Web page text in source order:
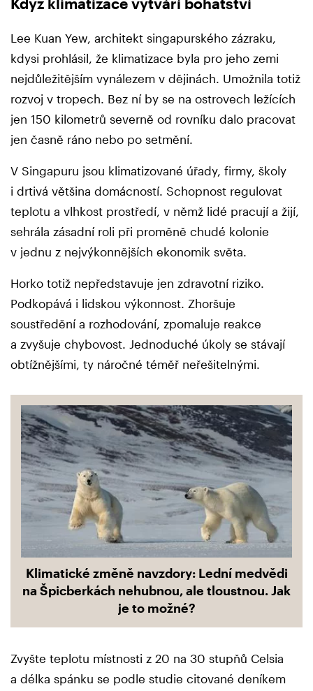
Lee Kuan Yew, architekt singapurského zázraku,
kdysi prohlásil, že klimatizace byla pro jeho zemi
nejdůležitějším vynálezem v dějinách. Umožnila totiž
rozvoj v tropech. Bez ní by se na ostrovech ležících
jen 150 kilometrů severně od rovníku dalo pracovat
jen časně ráno nebo po setmění.
V Singapuru jsou klimatizované úřady, firmy, školy
i drtivá většina domácností. Schopnost regulovat
teplotu a vlhkost prostředí, v němž lidé pracují a žijí,
sehrála zásadní roli při proměně chudé kolonie
v jednu z nejvýkonnějších ekonomik světa.
Horko totiž nepředstavuje jen zdravotní riziko.
Podkopává i lidskou výkonnost. Zhoršuje
soustředění a rozhodování, zpomaluje reakce
a zvyšuje chybovost. Jednoduché úkoly se stávají
obtížnějšími, ty náročné téměř neřešitelnými.
Klimatické změně navzdory: Lední medvědi
na Špicberkách nehubnou, ale tloustnou. Jak
je to možné?
Zvyšte teplotu místnosti z 20 na 30 stupňů Celsia
a délka spánku se podle studie citované deníkem